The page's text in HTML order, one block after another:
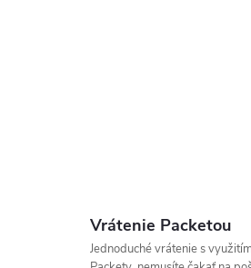
Vrátenie Packetou
Jednoduché vrátenie s využitím